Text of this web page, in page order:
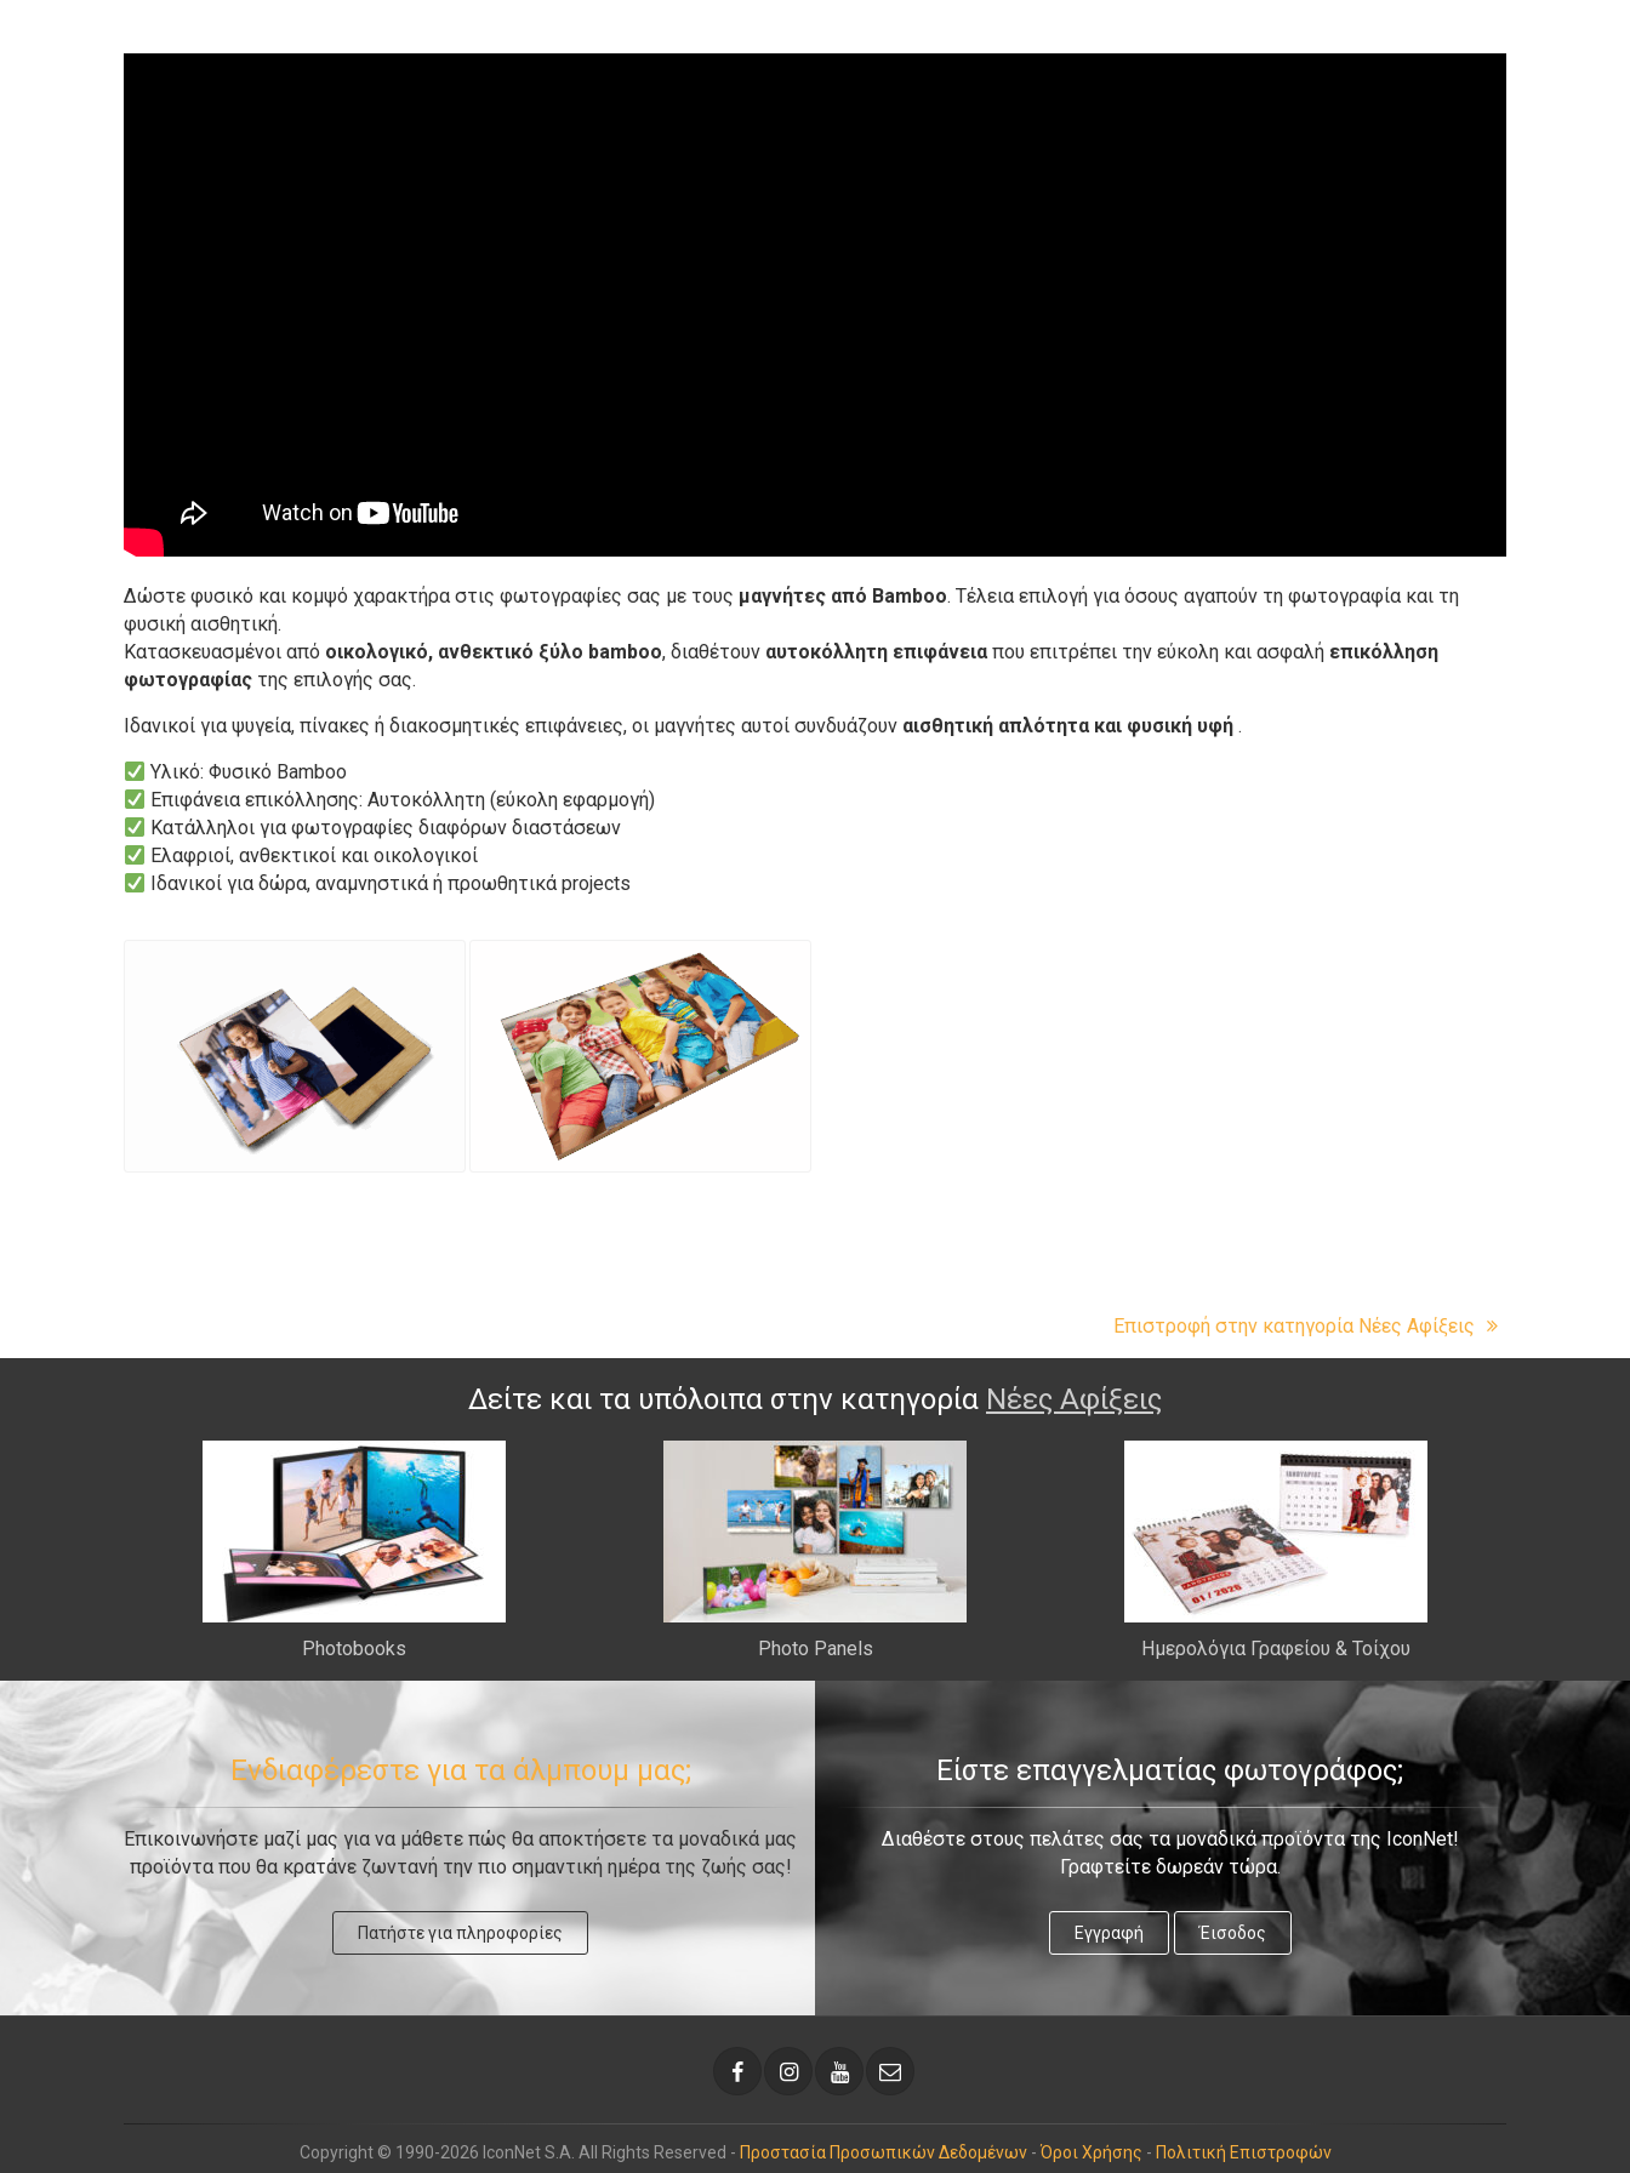
Δώστε φυσικό και κομψό χαρακτήρα στις φωτογραφίες σας με τους μαγνήτες από Bamboo. Τέλεια επιλογή για όσους αγαπούν τη φωτογραφία και τη
φυσική αισθητική.
Κατασκευασμένοι από οικολογικό, ανθεκτικό ξύλο bamboo, διαθέτουν αυτοκόλλητη επιφάνειαπου επιτρέπει την εύκολη και ασφαλή επικόλληση
φωτογραφίας της επιλογής σας.
Ιδανικοί για ψυγεία, πίνακες ή διακοσμητικές επιφάνειες, οι μαγνήτες αυτοί συνδυάζουν αισθητική απλότητα και φυσική υφή .
Υλικό: Φυσικό Bamboo
Επιφάνεια επικόλλησης: Αυτοκόλλητη (εύκολη εφαρμογή)
Κατάλληλοι για φωτογραφίες διαφόρων διαστάσεων
Ελαφριοί, ανθεκτικοί και οικολογικοί
Ιδανικοί για δώρα, αναμνηστικά ή προωθητικά projects
Επιστροφή στην κατηγορία Nέες Αφίξεις
Δείτε και τα υπόλοιπα στην κατηγορία Nέες Αφίξεις
Photobooks Photo Panels Ημερολόγια Γραφείου & Τοίχου
Ενδιαφέρεστε για τα άλμπουμ μας;
Επικοινωνήστε μαζί μας για να μάθετε πώς θα αποκτήσετε τα μοναδικά μας
προϊόντα που θα κρατάνε ζωντανή την πιο σημαντική ημέρα της ζωής σας!
Πατήστε για πληροφορίες
Είστε επαγγελματίας φωτογράφος;
Διαθέστε στους πελάτες σας τα μοναδικά προϊόντα της IconNet!
Γραφτείτε δωρεάν τώρα.
Εγγραφή Έισοδος
Copyright © 1990-2026 IconNet S.A. All Rights Reserved - Προστασία Προσωπικών Δεδομένων- Όροι Χρήσης - Πολιτική Επιστροφών